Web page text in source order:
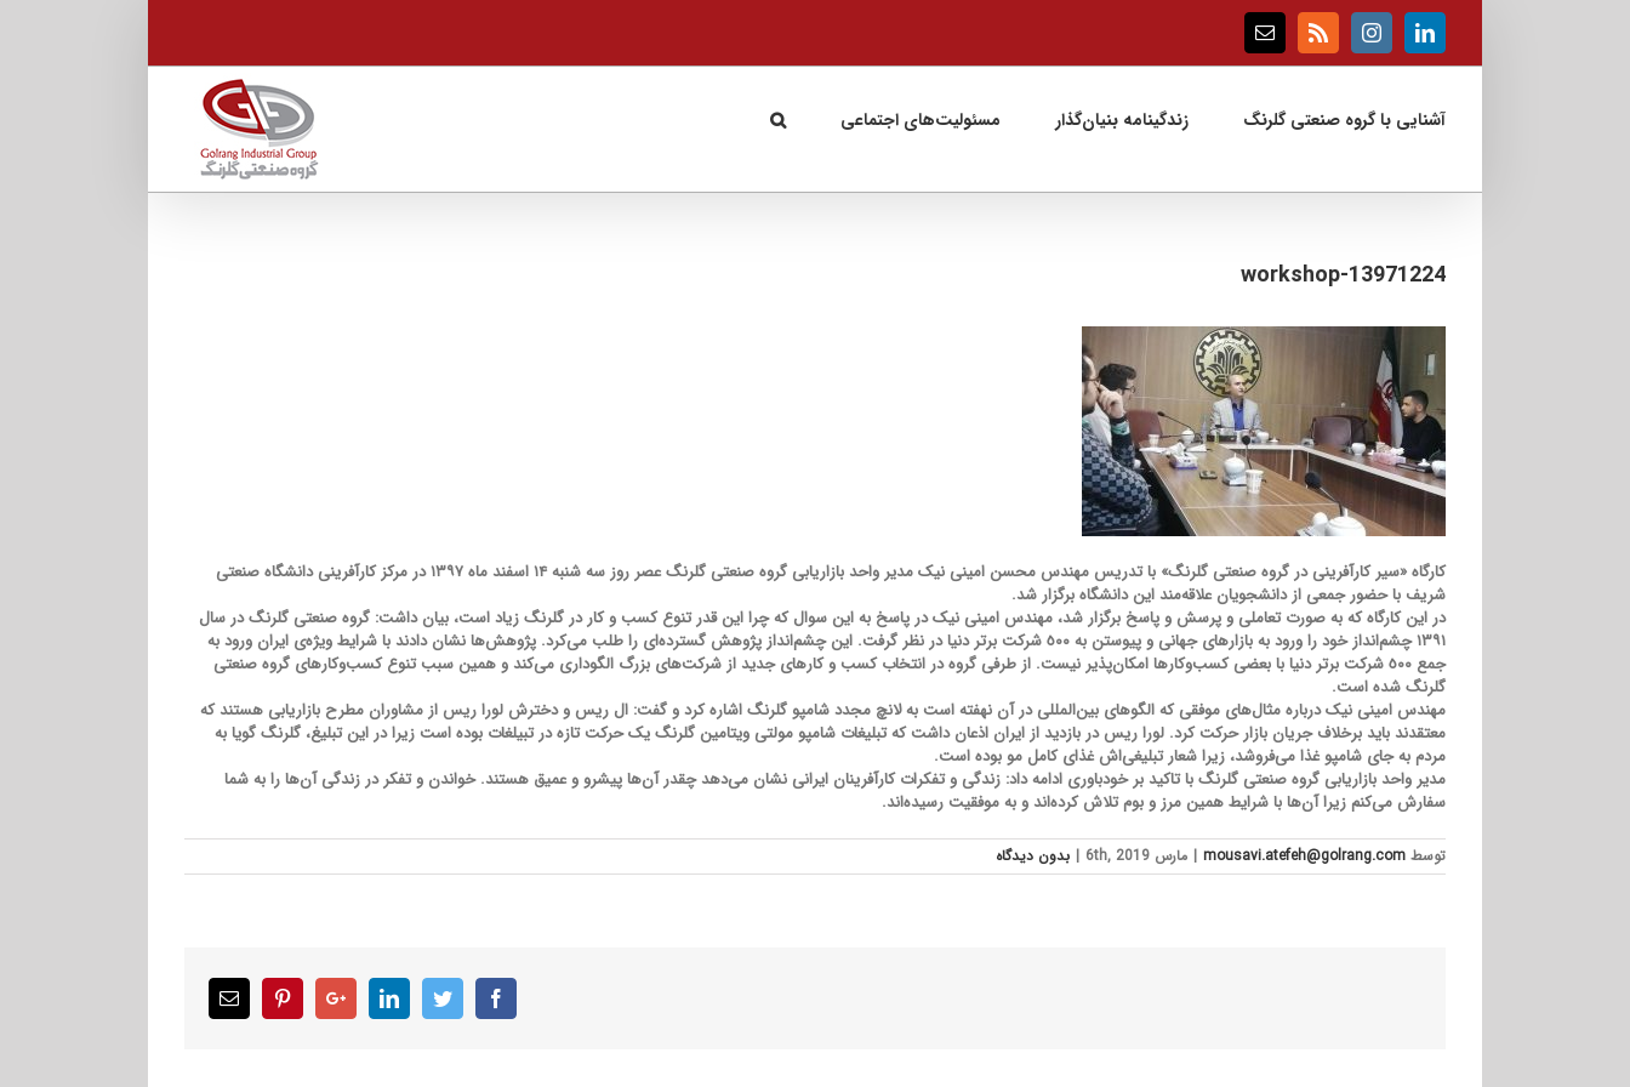
LinkedIn
Instagram
Rss
Email
آشنایی با گروه صنعتی گلرنگ زندگینامه بنیان‌گذار مسئولیت‌های اجتماعی
13971224-workshop
کارگاه «سیر کارآفرینی در گروه صنعتی گلرنگ» با تدریس مهندس محسن امینی نیک مدیر واحد بازاریابی گروه صنعتی گلرنگ عصر روز سه شنبه ۱۴ اسفند ماه ۱۳۹۷ در مرکز کارآفرینی دانشگاه صنعتی
شریف با حضور جمعی از دانشجویان علاقه‌مند این دانشگاه برگزار شد.
در این کارگاه که به صورت تعاملی و پرسش و پاسخ برگزار شد، مهندس امینی نیک در پاسخ به این سوال که چرا این قدر تنوع کسب و کار در گلرنگ زیاد است، بیان داشت: گروه صنعتی گلرنگ در سال
۱۳۹۱ چشم‌انداز خود را ورود به بازارهای جهانی و پیوستن به ٥٠٠ شرکت برتر دنیا در نظر گرفت. این چشم‌انداز پژوهش گسترده‌ای را طلب می‌کرد. پژوهش‌ها نشان دادند با شرایط ویژه‌ی ایران ورود به
جمع ٥٠٠ شرکت برتر دنیا با بعضی کسب‌وکارها امکان‌پذیر نیست. از طرفی گروه در انتخاب کسب و کارهای جدید از شرکت‌های بزرگ الگوداری می‌کند و همین سبب تنوع کسب‌وکارهای گروه صنعتی
گلرنگ شده است.
مهندس امینی نیک درباره مثال‌های موفقی که الگوهای بین‌المللی در آن نهفته است به لانچ مجدد شامپو گلرنگ اشاره کرد و گفت: ال ریس و دخترش لورا ریس از مشاوران مطرح بازاریابی هستند که
معتقدند باید برخلاف جریان بازار حرکت کرد. لورا ریس در بازدید از ایران اذعان داشت که تبلیغات شامپو مولتی ویتامین گلرنگ یک حرکت تازه در تبیلغات بوده است زیرا در این تبلیغ، گلرنگ گویا به
مردم به جای شامپو غذا می‌فروشد، زیرا شعار تبلیغی‌اش غذای کامل مو بوده است.
مدیر واحد بازاریابی گروه صنعتی گلرنگ با تاکید بر خودباوری ادامه داد: زندگی و تفکرات کارآفرینان ایرانی نشان می‌دهد چقدر آن‌ها پیشرو و عمیق هستند. خواندن و تفکر در زندگی آن‌ها را به شما
سفارش می‌کنم زیرا آن‌ها با شرایط همین مرز و بوم تلاش کرده‌اند و به موفقیت رسیده‌اند.
توسط mousavi.atefeh@golrang.com
| مارس 6th, 2019 | بدون ديدگاه
Facebook
Twitter
LinkedIn
Google+
Pinterest
Email